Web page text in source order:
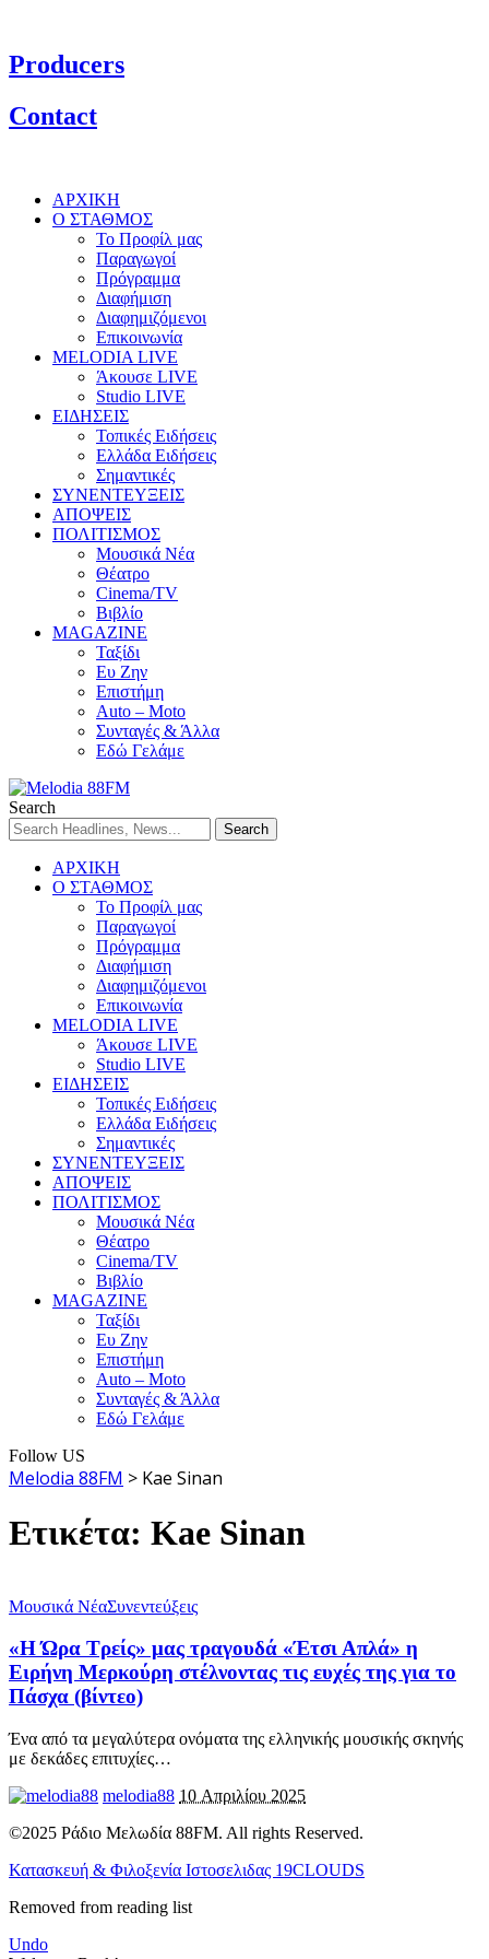
Producers
Contact
ΑΡΧΙΚΗ
Ο ΣΤΑΘΜΟΣ
Το Προφίλ μας
Παραγωγοί
Πρόγραμμα
Διαφήμιση
Διαφημιζόμενοι
Επικοινωνία
MELODIA LIVE
Άκουσε LIVE
Studio LIVE
ΕΙΔΗΣΕΙΣ
Τοπικές Ειδήσεις
Ελλάδα Ειδήσεις
Σημαντικές
ΣΥΝΕΝΤΕΥΞΕΙΣ
ΑΠΟΨΕΙΣ
ΠΟΛΙΤΙΣΜΟΣ
Μουσικά Νέα
Θέατρο
Cinema/TV
Βιβλίο
MAGAZINE
Ταξίδι
Ευ Ζην
Επιστήμη
Auto – Moto
Συνταγές & Άλλα
Εδώ Γελάμε
Search
ΑΡΧΙΚΗ
Ο ΣΤΑΘΜΟΣ
Το Προφίλ μας
Παραγωγοί
Πρόγραμμα
Διαφήμιση
Διαφημιζόμενοι
Επικοινωνία
MELODIA LIVE
Άκουσε LIVE
Studio LIVE
ΕΙΔΗΣΕΙΣ
Τοπικές Ειδήσεις
Ελλάδα Ειδήσεις
Σημαντικές
ΣΥΝΕΝΤΕΥΞΕΙΣ
ΑΠΟΨΕΙΣ
ΠΟΛΙΤΙΣΜΟΣ
Μουσικά Νέα
Θέατρο
Cinema/TV
Βιβλίο
MAGAZINE
Ταξίδι
Ευ Ζην
Επιστήμη
Auto – Moto
Συνταγές & Άλλα
Εδώ Γελάμε
Follow US
Melodia 88FM > Kae Sinan
Ετικέτα: Kae Sinan
Μουσικά ΝέαΣυνεντεύξεις
«Η Ώρα Τρείς» μας τραγουδά «Έτσι Απλά» η
Ειρήνη Μερκούρη στέλνοντας τις ευχές της για το
Πάσχα (βίντεο)
Ένα από τα μεγαλύτερα ονόματα της ελληνικής μουσικής σκηνής
με δεκάδες επιτυχίες…
melodia88 10 Απριλίου 2025
©2025 Ράδιο Μελωδία 88FM. All rights Reserved.
Κατασκευή & Φιλοξενία Ιστοσελιδας 19CLOUDS
Removed from reading list
Undo